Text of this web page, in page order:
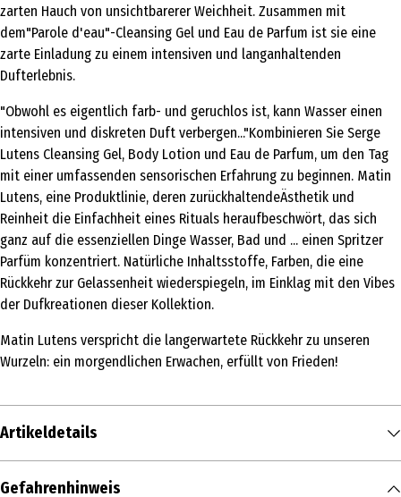
zarten Hauch von unsichtbarerer Weichheit. Zusammen mit
dem"Parole d'eau"-Cleansing Gel und Eau de Parfum ist sie eine
zarte Einladung zu einem intensiven und langanhaltenden
Dufterlebnis.
"Obwohl es eigentlich farb- und geruchlos ist, kann Wasser einen
intensiven und diskreten Duft verbergen..."Kombinieren Sie Serge
Lutens Cleansing Gel, Body Lotion und Eau de Parfum, um den Tag
mit einer umfassenden sensorischen Erfahrung zu beginnen. Matin
Lutens, eine Produktlinie, deren zurückhaltendeÄsthetik und
Reinheit die Einfachheit eines Rituals heraufbeschwört, das sich
ganz auf die essenziellen Dinge Wasser, Bad und ... einen Spritzer
Parfüm konzentriert. Natürliche Inhaltsstoffe, Farben, die eine
Rückkehr zur Gelassenheit wiederspiegeln, im Einklag mit den Vibes
der Dufkreationen dieser Kollektion.
Matin Lutens verspricht die langerwartete Rückkehr zu unseren
Wurzeln: ein morgendlichen Erwachen, erfüllt von Frieden!
Artikeldetails
Inhalt
Gefahrenhinweis